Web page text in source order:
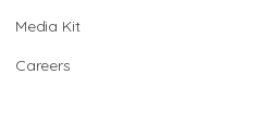
Media Kit
Careers